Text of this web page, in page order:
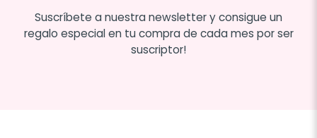
Suscríbete a nuestra newsletter y consigue un
regalo especial en tu compra de cada mes por ser
suscriptor!